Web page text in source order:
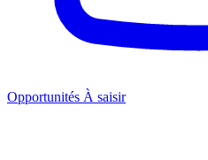
Opportunités À saisir